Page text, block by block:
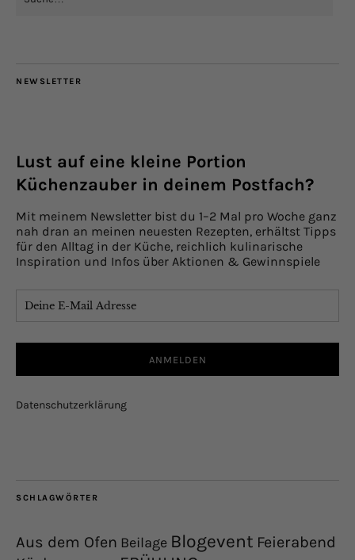
NEWSLETTER
Lust auf eine kleine Portion
Küchenzauber in deinem Postfach?
Mit meinem Newsletter bist du 1–2 Mal pro Woche ganz
nah dran an meinen neuesten Rezepten, erhältst Tipps
für den Alltag in der Küche, reichlich kulinarische
Inspiration und Infos über Aktionen & Gewinnspiele
Datenschutzerklärung
SCHLAGWÖRTER
Aus dem Ofen Beilage Blogevent Feierabend